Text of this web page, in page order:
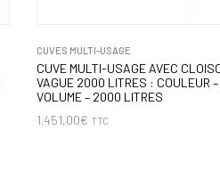
CUVES MULTI-USAGE
CUVE MULTI-USAGE AVEC
VAGUE 2000 LITRES : COULEUR –
VOLUME – 2000 LITRES
1.451,00€ TTC